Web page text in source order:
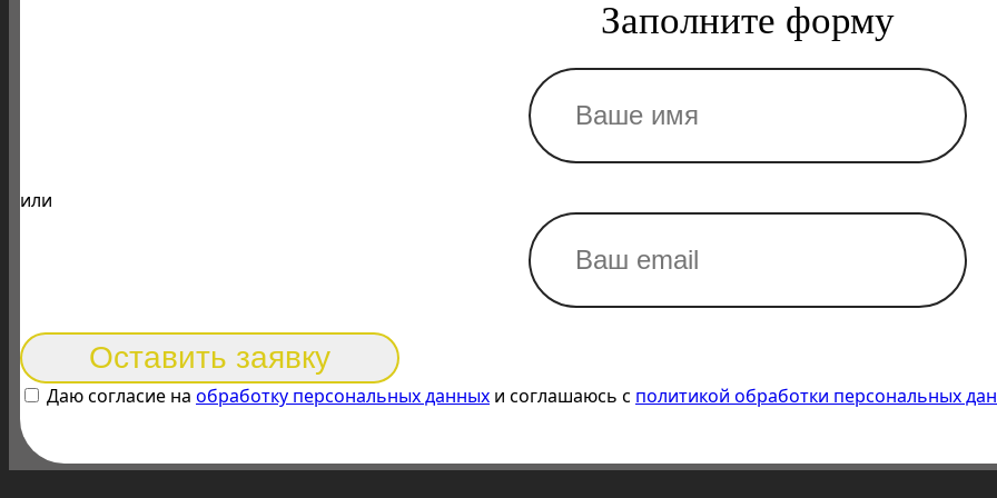
Заполните форму
или
Оставить заявку
Даю согласие на обработку персональных данных и соглашаюсь с политикой обработки персональных